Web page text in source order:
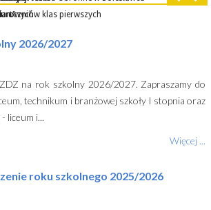
uczniów klas pierwszych
2026/2027
na rok szkolny 2026/2027. Zapraszamy do
technikum i branżowej szkoły I stopnia oraz
liceum i...
Więcej ...
roku szkolnego 2025/2026